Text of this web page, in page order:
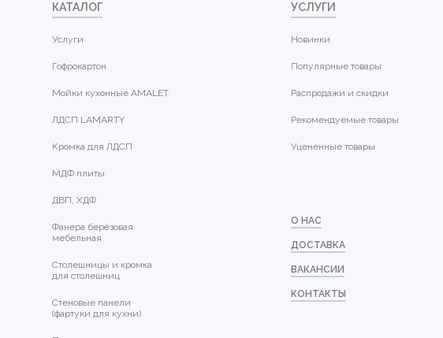
КАТАЛОГ
Услуги
Гофрокартон
Мойки кухонные AMALET
ЛДСП LAMARTY
Кромка для ЛДСП
МДФ плиты
ДВП, ХДФ
Фанера берёзовая
мебельная
Столешницы и кромка
для столешниц
Стеновые панели
(фартуки для кухни)
УСЛУГИ
Новинки
Популярные товары
Распродажи и скидки
Рекомендуемые товары
Уцененные товары
О НАС
ДОСТАВКА
ВАКАНСИИ
КОНТАКТЫ